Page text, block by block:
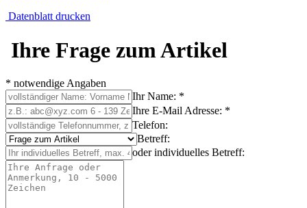
Datenblatt drucken
Ihre Frage zum Artikel
* notwendige Angaben
Ihr Name: *
Ihre E-Mail Adresse: *
Telefon:
Betreff:
oder individuelles Betreff: